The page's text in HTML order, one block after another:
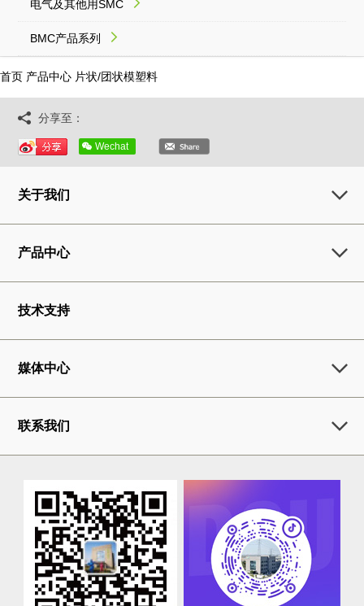
电气及其他用SMC
BMC产品系列
首页 产品中心 片状/团状模塑料
分享至：
Wechat
关于我们
产品中心
技术支持
媒体中心
联系我们